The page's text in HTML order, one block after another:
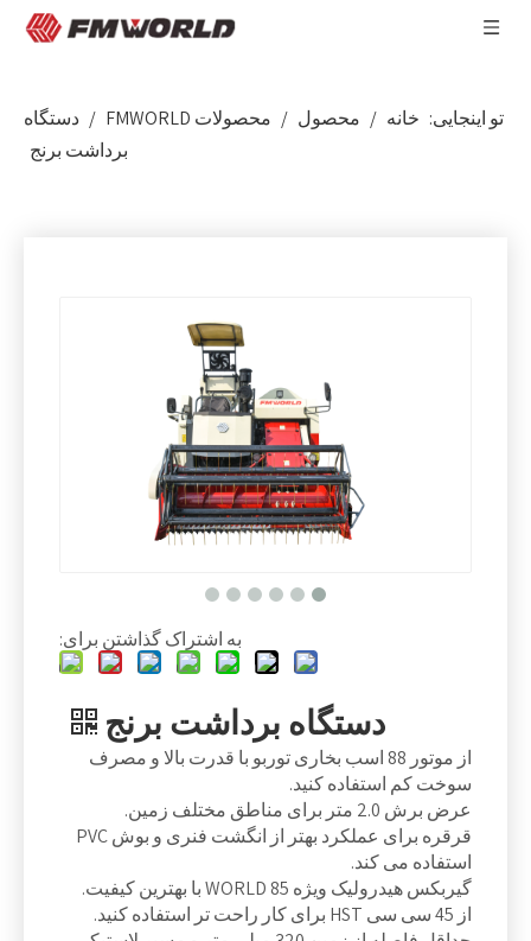
تو اینجایی: خانه / محصول / محصولات FMWORLD / دستگاه
برداشت برنج
به اشتراک گذاشتن برای:
دستگاه برداشت برنج
از موتور 88 اسب بخاری توربو با قدرت بالا و مصرف
سوخت کم استفاده کنید.
عرض برش 2.0 متر برای مناطق مختلف زمین.
قرقره برای عملکرد بهتر از انگشت فنری و بوش PVC
استفاده می کند.
گیربکس هیدرولیک ویژه WORLD 85 با بهترین کیفیت.
از 45 سی سی HST برای کار راحت تر استفاده کنید.